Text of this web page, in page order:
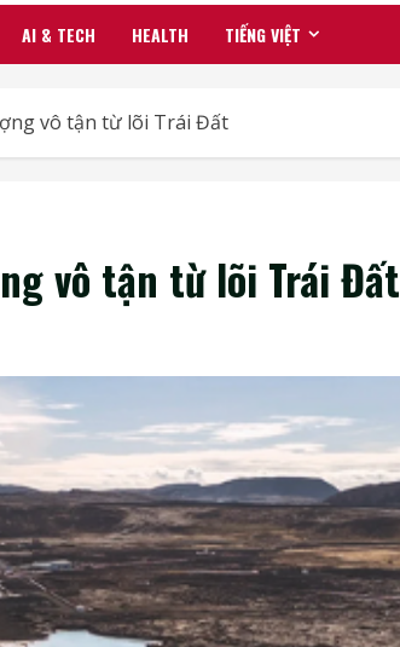
AI & TECH HEALTH TIẾNG VIỆT
vô tận từ lõi Trái Đất
vô tận từ lõi Trái Đất